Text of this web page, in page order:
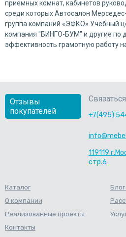
приемных комнат, кабинетов
среди которых Автосалон
группа компаний «ЭФКО» Учебный
компания "БИНГО-БУМ" и другие по
эффективность грамотную работу
Отзывы
покупателей
+7(495)
119119
стр.6
Каталог
О компании
Реализованные проекты
Контакты